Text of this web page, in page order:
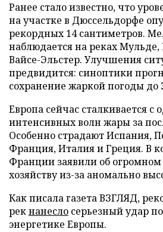
Ранее стало известно, что
на участке в Дюссельдорфе
рекордных 14 сантиметров.
наблюдается на реках
Вайсе-Эльстер. Улучшения
предвидится: синоптики
сохранение жаркой погоды до
Европа сейчас сталкивается с
интенсивных волн жары за
Особенно страдают Испания,
Франция, Италия и Греция. В
Франции заявили об
хозяйству из-за аномально
Как писала газета ВЗГЛЯД,
рекнанесло серьезный удар
энергетике Европы.